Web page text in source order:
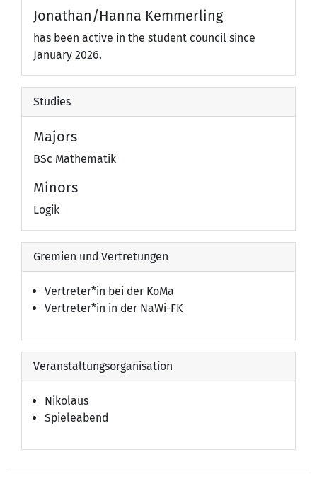
Jonathan/Hanna Kemmerling
has been active in the student council since
January 2026.
Studies
Majors
BSc Mathematik
Minors
Logik
Gremien und Vertretungen
Vertreter*in bei der KoMa
Vertreter*in in der NaWi-FK
Veranstaltungsorganisation
Nikolaus
Spieleabend